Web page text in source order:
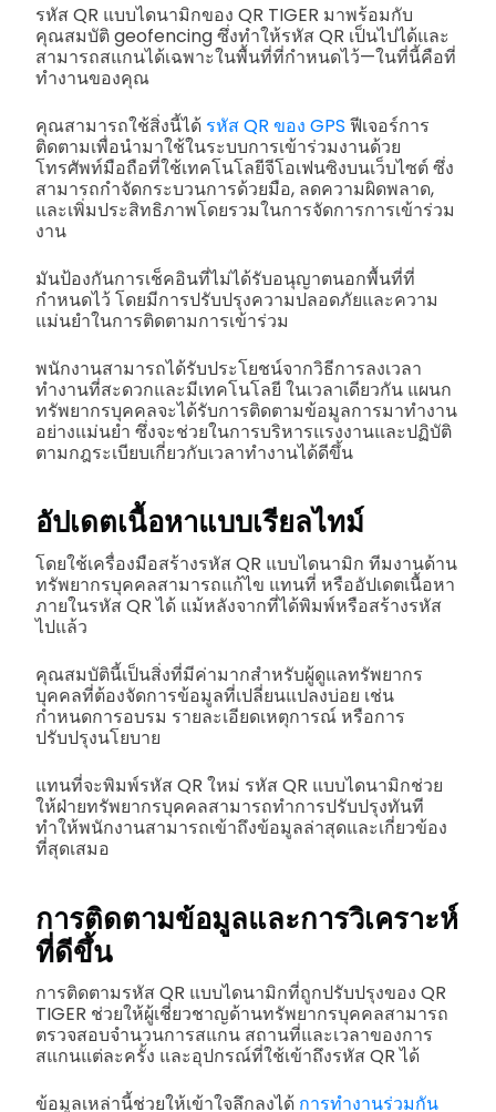
รหัส QR แบบไดนามิกของ QR TIGER มาพร้อมกับ
คุณสมบัติ geofencing ซึ่งทำให้รหัส QR เป็นไปได้และ
สามารถสแกนได้เฉพาะในพื้นที่ที่กำหนดไว้—ในที่นี้คือที่
ทำงานของคุณ
คุณสามารถใช้สิ่งนี้ได้ รหัส QR ของ GPS ฟีเจอร์การ
ติดตามเพื่อนำมาใช้ในระบบการเข้าร่วมงานด้วย
โทรศัพท์มือถือที่ใช้เทคโนโลยีจีโอเฟนซิงบนเว็บไซต์ ซึ่ง
สามารถกำจัดกระบวนการด้วยมือ, ลดความผิดพลาด,
และเพิ่มประสิทธิภาพโดยรวมในการจัดการการเข้าร่วม
งาน
มันป้องกันการเช็คอินที่ไม่ได้รับอนุญาตนอกพื้นที่ที่
กำหนดไว้ โดยมีการปรับปรุงความปลอดภัยและความ
แม่นยำในการติดตามการเข้าร่วม
พนักงานสามารถได้รับประโยชน์จากวิธีการลงเวลา
ทำงานที่สะดวกและมีเทคโนโลยี ในเวลาเดียวกัน แผนก
ทรัพยากรบุคคลจะได้รับการติดตามข้อมูลการมาทำงาน
อย่างแม่นยำ ซึ่งจะช่วยในการบริหารแรงงานและปฏิบัติ
ตามกฎระเบียบเกี่ยวกับเวลาทำงานได้ดีขึ้น
อัปเดตเนื้อหาแบบเรียลไทม์
โดยใช้เครื่องมือสร้างรหัส QR แบบไดนามิก ทีมงานด้าน
ทรัพยากรบุคคลสามารถแก้ไข แทนที่ หรืออัปเดตเนื้อหา
ภายในรหัส QR ได้ แม้หลังจากที่ได้พิมพ์หรือสร้างรหัส
ไปแล้ว
คุณสมบัตินี้เป็นสิ่งที่มีค่ามากสำหรับผู้ดูแลทรัพยากร
บุคคลที่ต้องจัดการข้อมูลที่เปลี่ยนแปลงบ่อย เช่น
กำหนดการอบรม รายละเอียดเหตุการณ์ หรือการ
ปรับปรุงนโยบาย
แทนที่จะพิมพ์รหัส QR ใหม่ รหัส QR แบบไดนามิกช่วย
ให้ฝ่ายทรัพยากรบุคคลสามารถทำการปรับปรุงทันที
ทำให้พนักงานสามารถเข้าถึงข้อมูลล่าสุดและเกี่ยวข้อง
ที่สุดเสมอ
การติดตามข้อมูลและการวิเคราะห์
ที่ดีขึ้น
การติดตามรหัส QR แบบไดนามิกที่ถูกปรับปรุงของ QR
TIGER ช่วยให้ผู้เชี่ยวชาญด้านทรัพยากรบุคคลสามารถ
ตรวจสอบจำนวนการสแกน สถานที่และเวลาของการ
สแกนแต่ละครั้ง และอุปกรณ์ที่ใช้เข้าถึงรหัส QR ได้
ข้อมูลเหล่านี้ช่วยให้เข้าใจลึกลงได้ การทำงานร่วมกัน